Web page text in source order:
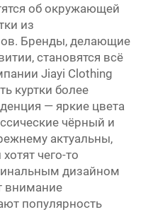
об окружающей
из
Бренды, делающие
становятся всё
Jiayi Clothing
куртки более
— яркие цвета
чёрный и
актуальны,
чего-то
дизайном
внимание
популярность